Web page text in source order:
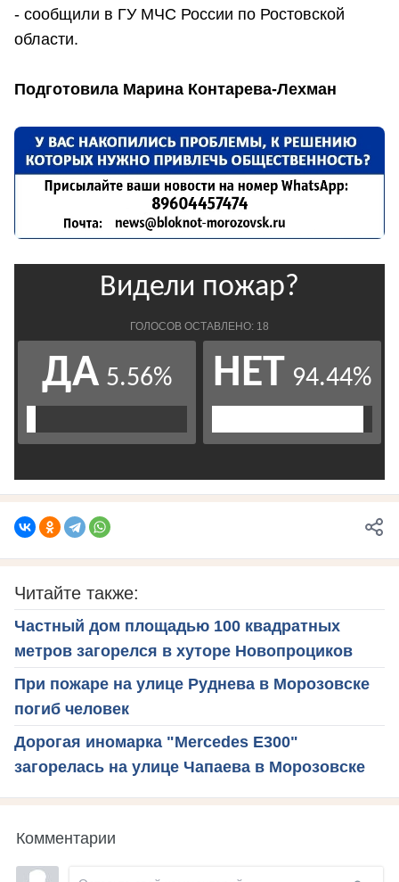
- сообщили в ГУ МЧС России по Ростовской
области.
Подготовила Марина Контарева-Лехман
Читайте также:
Частный дом площадью 100 квадратных
метров загорелся в хуторе Новопроциков
При пожаре на улице Руднева в Морозовске
погиб человек
Дорогая иномарка "Мercedes Е300"
загорелась на улице Чапаева в Морозовске
Комментарии